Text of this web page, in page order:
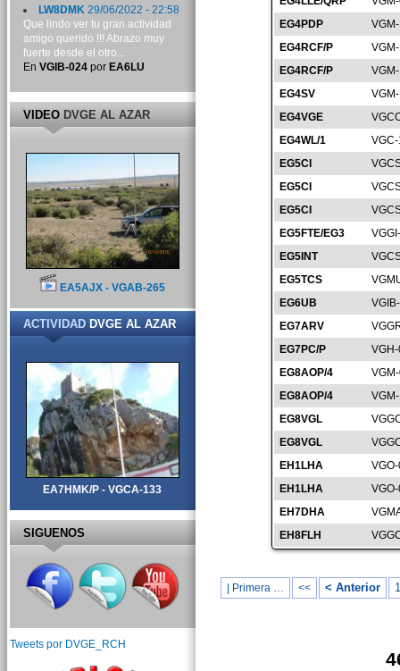
EG4PDP
EG4RCF/P
EG4RCF/P
EG4SV
EG4VGE
EG4WL/1
EG5CI
EG5CI
EG5CI
EG5FTE/EG3
EG5INT
EG5TCS
EG6UB
EG7ARV
EG7PC/P
EG8AOP/4
EG8AOP/4
EG8VGL
EG8VGL
EH1LHA
EH1LHA
EH7DHA
EH8FLH
| Primera … << < Anterior
LW8DMK29/06/2022 - 22:58
Que lindo ver tu gran actividad
amigo querido !!! Abrazo muy
fuerte desde el otro...
En VGIB-024por EA6LU
VIDEODVGE AL AZAR
EA5AJX - VGAB-265
ACTIVIDADDVGE AL AZAR
EA7HMK/P - VGCA-133
SIGUENOS
Tweets por DVGE_RCH